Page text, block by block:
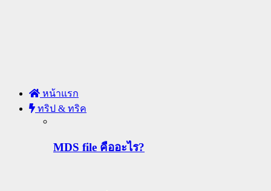
หน้าแรก
ทริป & ทริค
MDS file คืออะไร?